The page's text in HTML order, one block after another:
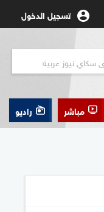
تسجيل الدخول
مباشر راديو